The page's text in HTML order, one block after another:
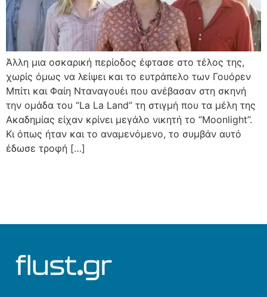
Άλλη μια οσκαρική περίοδος έφτασε στο τέλος της,
χωρίς όμως να λείψει και το ευτράπελο των Γουόρεν
Μπίτι και Φαίη Νταναγουέι που ανέβασαν στη σκηνή
την ομάδα του ‘’La La Land’’ τη στιγμή που τα μέλη της
Ακαδημίας είχαν κρίνει μεγάλο νικητή το ‘’Moonlight’’.
Κι όπως ήταν και το αναμενόμενο, το συμβάν αυτό
έδωσε τροφή […]